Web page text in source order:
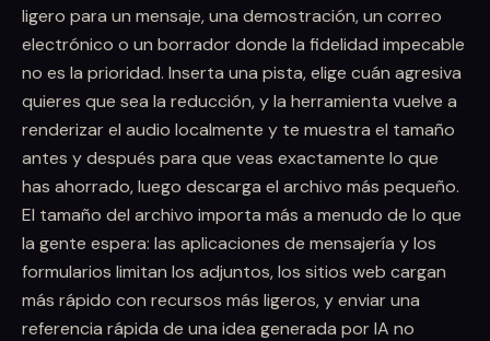
ligero para un mensaje, una demostración, un correo
electrónico o un borrador donde la fidelidad impecable
no es la prioridad. Inserta una pista, elige cuán agresiva
quieres que sea la reducción, y la herramienta vuelve a
renderizar el audio localmente y te muestra el tamaño
antes y después para que veas exactamente lo que
has ahorrado, luego descarga el archivo más pequeño.
El tamaño del archivo importa más a menudo de lo que
la gente espera: las aplicaciones de mensajería y los
formularios limitan los adjuntos, los sitios web cargan
más rápido con recursos más ligeros, y enviar una
referencia rápida de una idea generada por IA no